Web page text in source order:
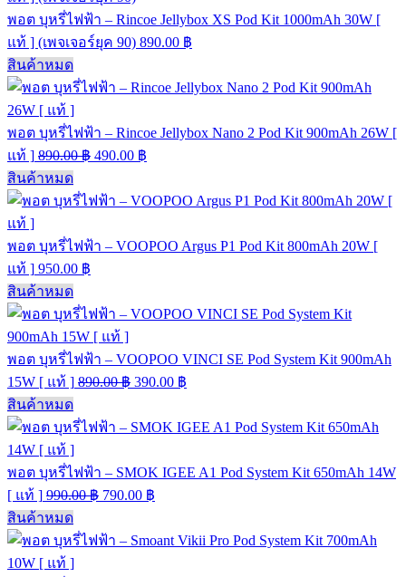
พอต บุหรี่ไฟฟ้า – Rincoe Jellybox XS Pod Kit 1000mAh 30W [
แท้ ] (เพจเจอร์ยุค 90) 890.00 ฿
สินค้าหมด
พอต บุหรี่ไฟฟ้า – Rincoe Jellybox Nano 2 Pod Kit 900mAh 26W [
แท้ ] 890.00฿ 490.00 ฿
สินค้าหมด
พอต บุหรี่ไฟฟ้า – VOOPOO Argus P1 Pod Kit 800mAh 20W [
แท้ ] 950.00 ฿
สินค้าหมด
พอต บุหรี่ไฟฟ้า – VOOPOO VINCI SE Pod System Kit 900mAh
15W [ แท้ ] 890.00฿ 390.00 ฿
สินค้าหมด
พอต บุหรี่ไฟฟ้า – SMOK IGEE A1 Pod System Kit 650mAh 14W
[ แท้ ] 990.00฿ 790.00 ฿
สินค้าหมด